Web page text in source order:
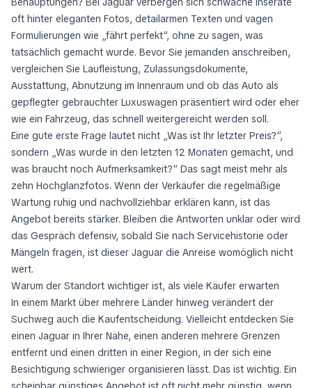
oft hinter eleganten Fotos, detailarmen Texten und vagen
Formulierungen wie „fährt perfekt“, ohne zu sagen, was
tatsächlich gemacht wurde. Bevor Sie jemanden anschreiben,
vergleichen Sie Laufleistung, Zulassungsdokumente,
Ausstattung, Abnutzung im Innenraum und ob das Auto als
gepflegter gebrauchter Luxuswagen präsentiert wird oder eher
wie ein Fahrzeug, das schnell weitergereicht werden soll.
Eine gute erste Frage lautet nicht „Was ist Ihr letzter Preis?“,
sondern „Was wurde in den letzten 12 Monaten gemacht, und
was braucht noch Aufmerksamkeit?“ Das sagt meist mehr als
zehn Hochglanzfotos. Wenn der Verkäufer die regelmäßige
Wartung ruhig und nachvollziehbar erklären kann, ist das
Angebot bereits stärker. Bleiben die Antworten unklar oder wird
das Gespräch defensiv, sobald Sie nach Servicehistorie oder
Mängeln fragen, ist dieser Jaguar die Anreise womöglich nicht
wert.
Warum der Standort wichtiger ist, als viele Käufer erwarten
In einem Markt über mehrere Länder hinweg verändert der
Suchweg auch die Kaufentscheidung. Vielleicht entdecken Sie
einen Jaguar in Ihrer Nähe, einen anderen mehrere Grenzen
entfernt und einen dritten in einer Region, in der sich eine
Besichtigung schwieriger organisieren lässt. Das ist wichtig. Ein